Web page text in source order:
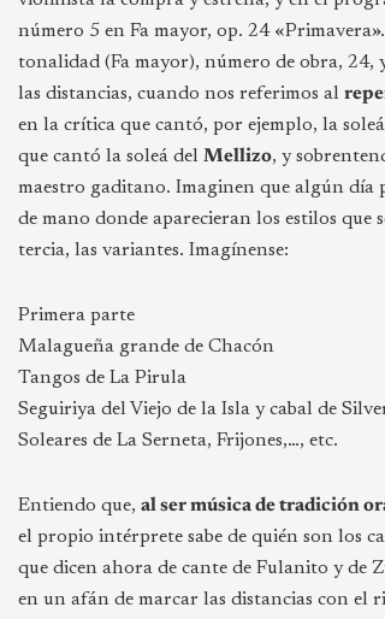
número 5 en Fa mayor, op. 24
tonalidad (Fa mayor), número de obra, 24,
las distancias, cuando nos referimos al
en la crítica que cantó, por ejemplo, la
que cantó la soleá del Mellizo, y
maestro gaditano. Imaginen que algún día
de mano donde aparecieran los estilos
tercia, las variantes. Imagínense:
Primera parte
Malagueña grande de Chacón
Tangos de La Pirula
Seguiriya del Viejo de la Isla y cabal de
Soleares de La Serneta, Frijones,…, etc.
Entiendo que, al ser música de tradición
el propio intérprete sabe de quién son los
que dicen ahora de cante de Fulanito y de
en un afán de marcar las distancias con el